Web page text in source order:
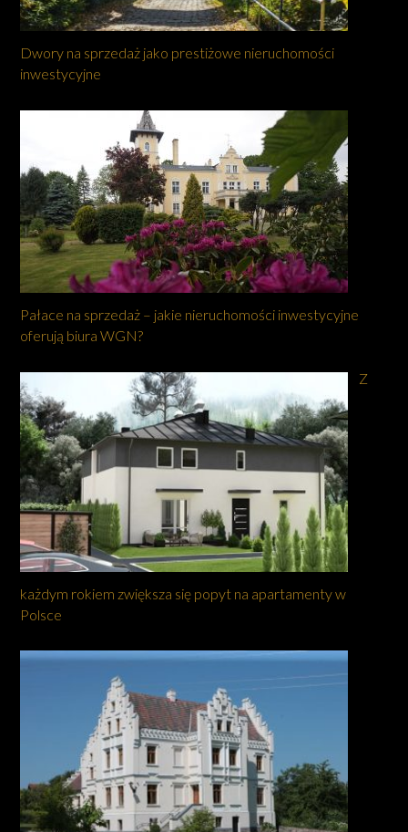
Dwory na sprzedaż jako prestiżowe nieruchomości
inwestycyjne
Pałace na sprzedaż – jakie nieruchomości inwestycyjne
oferują biura WGN?
Z
każdym rokiem zwiększa się popyt na apartamenty w
Polsce